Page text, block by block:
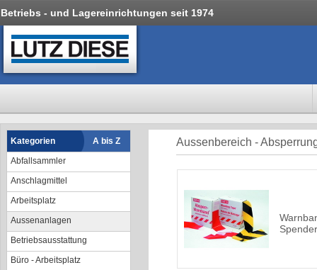
Betriebs - und Lagereinrichtungen seit 1974
Kategorien
A bis Z
Abfallsammler
Anschlagmittel
Arbeitsplatz
Aussenanlagen
Betriebsausstattung
Büro - Arbeitsplatz
Aussenbereich -